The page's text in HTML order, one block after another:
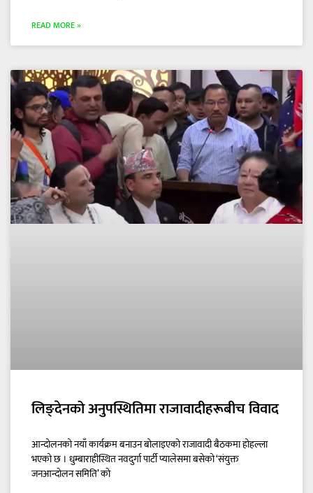
READ MORE »
लिङ्देनको अनुपस्थितिमा राजावादीहरूबीच विवाद
आन्दोलनको नयाँ कार्यक्रम बनाउन बोलाइएको राजावादी बैठकमा होहल्ला
भएको छ । धुम्बाराहीस्थित नवदुर्गा पार्टी प्यालेसमा बसेको ‘संयुक्त
जनआन्दाेलन समिति’ काे